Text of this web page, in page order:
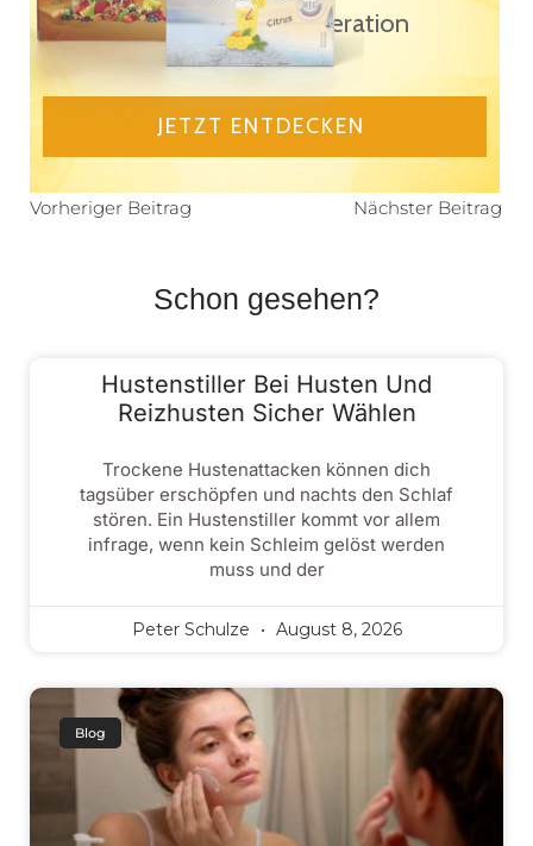
Für Energie & Regeneration
JETZT ENTDECKEN
Vorheriger Beitrag Nächster Beitrag
Schon gesehen?
Hustenstiller Bei Husten Und
Reizhusten Sicher Wählen
Trockene Hustenattacken können dich
tagsüber erschöpfen und nachts den Schlaf
stören. Ein Hustenstiller kommt vor allem
infrage, wenn kein Schleim gelöst werden
muss und der
Peter Schulze August 8, 2026
Blog